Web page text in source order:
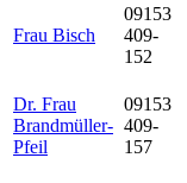
Frau Bisch
09153
409-
152
Dr. Frau
Brandmüller-
Pfeil
09153
409-
157